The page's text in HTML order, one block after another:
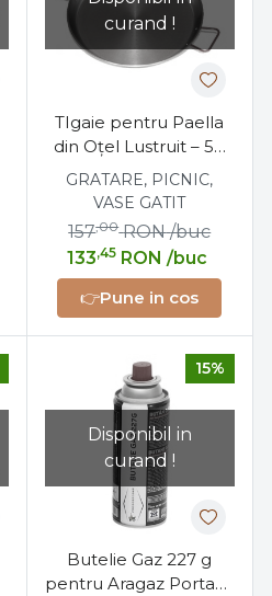
curand !
TIgaie pentru Paella
din Oțel Lustruit – 50
cm, Ideală pentru
Gătit
GRATARE, PICNIC,
VASE GATIT
133,45 RON /buc
157,00 RON /buc
👉Pune in cos
Disponibil in
curand !
15%
Butelie Gaz 227 g
pentru Aragaz Portabil